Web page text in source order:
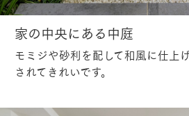
家の中央にある中庭
モミジや砂利を配して和風に仕上
されてきれいです。